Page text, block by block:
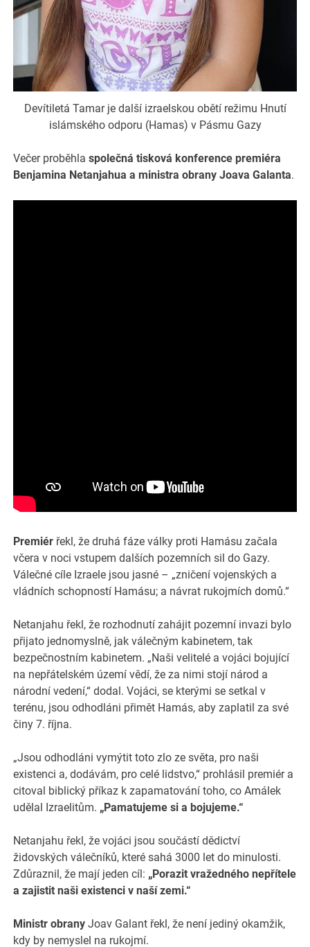
Devítiletá Tamar je další izraelskou obětí režimu Hnutí
islámského odporu (Hamas) v Pásmu Gazy
Večer proběhlaspolečná tisková konference premiéra
Benjamina Netanjahua a ministra obrany Joava Galanta.
Premiér řekl, že druhá fáze války proti Hamásu začala
včera v noci vstupem dalších pozemních sil do Gazy.
Válečné cíle Izraele jsou jasné – „zničení vojenských a
vládních schopností Hamásu; a návrat rukojmích domů.“
Netanjahu řekl, že rozhodnutí zahájit pozemní invazi bylo
přijato jednomyslně, jak válečným kabinetem, tak
bezpečnostním kabinetem. „Naši velitelé a vojáci bojující
na nepřátelském území vědí, že za nimi stojí národ a
národní vedení,“ dodal. Vojáci, se kterými se setkal v
terénu, jsou odhodláni přimět Hamás, aby zaplatil za své
činy 7. října.
„Jsou odhodláni vymýtit toto zlo ze světa, pro naši
existenci a, dodávám, pro celé lidstvo,“ prohlásil premiér a
citoval biblický příkaz k zapamatování toho, co Amálek
udělal Izraelitům. „Pamatujeme si a bojujeme.“
Netanjahu řekl, že vojáci jsou součástí dědictví
židovských válečníků, které sahá 3000 let do minulosti.
Zdůraznil, že mají jeden cíl: „Porazit vražedného nepřítele
a zajistit naši existenci v naší zemi.“
Ministr obrany Joav Galant řekl, že není jediný okamžik,
kdy by nemyslel na rukojmí.